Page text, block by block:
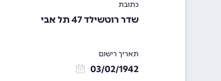
כתובת
שדר רוטשילד 47 תל אבי
תאריך רישום
03/02/1942